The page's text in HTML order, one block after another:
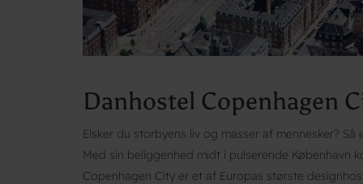
Danhostel Copenhagen
Elsker du storbyens liv og masser af mennesker?
Med sin beliggenhed midt i pulserende
Copenhagen City er et af Europas største